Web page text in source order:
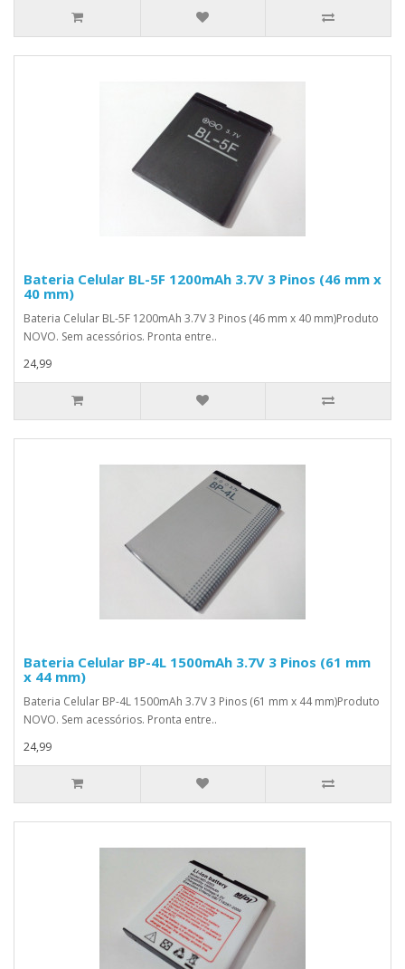
Bateria Celular BL-5F 1200mAh 3.7V 3 Pinos (46 mm x
40 mm)
Bateria Celular BL-5F 1200mAh 3.7V 3 Pinos (46 mm x 40 mm)Produto
NOVO. Sem acessórios. Pronta entre..
24,99
Bateria Celular BP-4L 1500mAh 3.7V 3 Pinos (61 mm
x 44 mm)
Bateria Celular BP-4L 1500mAh 3.7V 3 Pinos (61 mm x 44 mm)Produto
NOVO. Sem acessórios. Pronta entre..
24,99